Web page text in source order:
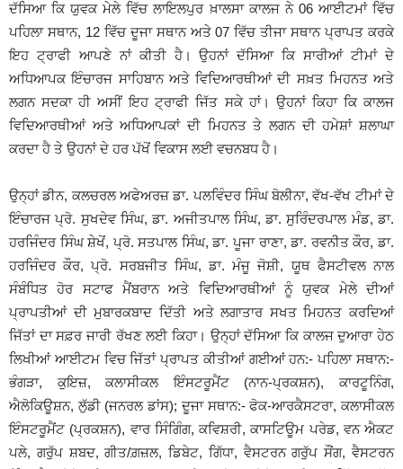
ਦੱਸਿਆ ਕਿ ਯੁਵਕ ਮੇਲੇ ਵਿੱਚ ਲਾਇਲਪੁਰ ਖ਼ਾਲਸਾ ਕਾਲਜ ਨੇ 06 ਆਈਟਮਾਂ ਵਿੱਚ
ਪਹਿਲਾ ਸਥਾਨ, 12 ਵਿੱਚ ਦੂਜਾ ਸਥਾਨ ਅਤੇ 07 ਵਿੱਚ ਤੀਜਾ ਸਥਾਨ ਪ੍ਰਾਪਤ ਕਰਕੇ
ਇਹ ਟ੍ਰਾਫੀ ਆਪਣੇ ਨਾਂ ਕੀਤੀ ਹੈ। ਉਹਨਾਂ ਦੱਸਿਆ ਕਿ ਸਾਰੀਆਂ ਟੀਮਾਂ ਦੇ
ਅਧਿਆਪਕ ਇੰਚਾਰਜ ਸਾਹਿਬਾਨ ਅਤੇ ਵਿਦਿਆਰਥੀਆਂ ਦੀ ਸਖ਼ਤ ਮਿਹਨਤ ਅਤੇ
ਲਗਨ ਸਦਕਾ ਹੀ ਅਸੀਂ ਇਹ ਟ੍ਰਾਫੀ ਜਿੱਤ ਸਕੇ ਹਾਂ। ਉਹਨਾਂ ਕਿਹਾ ਕਿ ਕਾਲਜ
ਵਿਦਿਆਰਥੀਆਂ ਅਤੇ ਅਧਿਆਪਕਾਂ ਦੀ ਮਿਹਨਤ ਤੇ ਲਗਨ ਦੀ ਹਮੇਸ਼ਾਂ ਸ਼ਲਾਘਾ
ਕਰਦਾ ਹੈ ਤੇ ਉਹਨਾਂ ਦੇ ਹਰ ਪੱਖੋਂ ਵਿਕਾਸ ਲਈ ਵਚਨਬਧ ਹੈ।
ਉਨ੍ਹਾਂ ਡੀਨ, ਕਲਚਰਲ ਅਫੇਅਰਜ਼ ਡਾ. ਪਲਵਿੰਦਰ ਸਿੰਘ ਬੋਲੀਨਾ, ਵੱਖ-ਵੱਖ ਟੀਮਾਂ ਦੇ
ਇੰਚਾਰਜ ਪ੍ਰੋ. ਸੁਖਦੇਵ ਸਿੰਘ, ਡਾ. ਅਜੀਤਪਾਲ ਸਿੰਘ, ਡਾ. ਸੁਰਿੰਦਰਪਾਲ ਮੰਡ, ਡਾ.
ਹਰਜਿੰਦਰ ਸਿੰਘ ਸ਼ੇਖੋਂ, ਪ੍ਰੋ. ਸਤਪਾਲ ਸਿੰਘ, ਡਾ. ਪੂਜਾ ਰਾਣਾ, ਡਾ. ਰਵਨੀਤ ਕੌਰ, ਡਾ.
ਹਰਜਿੰਦਰ ਕੌਰ, ਪ੍ਰੋ. ਸਰਬਜੀਤ ਸਿੰਘ, ਡਾ. ਮੰਜੂ ਜੋਸ਼ੀ, ਯੂਥ ਫੈਸਟੀਵਲ ਨਾਲ
ਸੰਬੰਧਿਤ ਹੋਰ ਸਟਾਫ ਮੈਂਬਰਾਨ ਅਤੇ ਵਿਦਿਆਰਥੀਆਂ ਨੂੰ ਯੁਵਕ ਮੇਲੇ ਦੀਆਂ
ਪ੍ਰਾਪਤੀਆਂ ਦੀ ਮੁਬਾਰਕਬਾਦ ਦਿੱਤੀ ਅਤੇ ਲਗਾਤਾਰ ਸਖਤ ਮਿਹਨਤ ਕਰਦਿਆਂ
ਜਿੱਤਾਂ ਦਾ ਸਫ਼ਰ ਜਾਰੀ ਰੱਖਣ ਲਈ ਕਿਹਾ। ਉਨ੍ਹਾਂ ਦੱਸਿਆ ਕਿ ਕਾਲਜ ਦੁਆਰਾ ਹੇਠ
ਲਿਖੀਆਂ ਆਈਟਮ ਵਿਚ ਜਿੱਤਾਂ ਪ੍ਰਾਪਤ ਕੀਤੀਆਂ ਗਈਆਂ ਹਨ:- ਪਹਿਲਾ ਸਥਾਨ:-
ਭੰਗੜਾ, ਕੁਇਜ਼, ਕਲਾਸੀਕਲ ਇੰਸਟਰੂਮੈਂਟ (ਨਾਨ-ਪ੍ਰਕਸ਼ਨ), ਕਾਰਟੂਨਿੰਗ,
ਐਲੋਕਿਊਸ਼ਨ, ਲੁੱਡੀ (ਜਨਰਲ ਡਾਂਸ); ਦੂਜਾ ਸਥਾਨ:- ਫੋਕ-ਆਰਕੈਸਟਰਾ, ਕਲਾਸੀਕਲ
ਇੰਸਟਰੂਮੈਂਟ (ਪ੍ਰਕਸ਼ਨ), ਵਾਰ ਸਿੰਗਿੰਗ, ਕਵਿਸ਼ਰੀ, ਕਾਸਟਿਊਮ ਪਰੇਡ, ਵਨ ਐਕਟ
ਪਲੇ, ਗਰੁੱਪ ਸ਼ਬਦ, ਗੀਤ/ਗ਼ਜ਼ਲ, ਡਿਬੇਟ, ਗਿੱਧਾ, ਵੈਸਟਰਨ ਗਰੁੱਪ ਸੌਂਗ, ਵੈਸਟਰਨ